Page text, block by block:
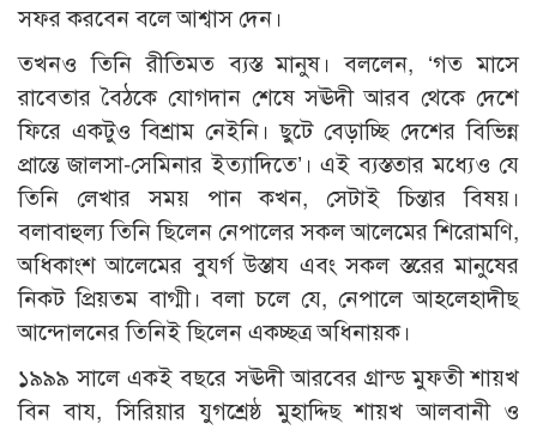
সফর করবেন বলে আশ্বাস দেন।
তখনও তিনি রীতিমত ব্যস্ত মানুষ। বললেন, ‘গত মাসে
রাবেতার বৈঠকে যোগদান শেষে সঊদী আরব থেকে দেশে
ফিরে একটুও বিশ্রাম নেইনি। ছুটে বেড়াচ্ছি দেশের বিভিন্ন
প্রান্তে জালসা-সেমিনার ইত্যাদিতে’। এই ব্যস্ততার মধ্যেও যে
তিনি লেখার সময় পান কখন, সেটাই চিন্তার বিষয়।
বলাবাহুল্য তিনি ছিলেন নেপালের সকল আলেমের শিরোমণি,
অধিকাংশ আলেমের বুযর্গ উস্তায এবং সকল স্তরের মানুষের
নিকট প্রিয়তম বাগ্মী। বলা চলে যে, নেপালে আহলেহাদীছ
আন্দোলনের তিনিই ছিলেন একচ্ছত্র অধিনায়ক।
১৯৯৯ সালে একই বছরে সঊদী আরবের গ্রান্ড মুফতী শায়খ
বিন বায, সিরিয়ার যুগশ্রেষ্ঠ মুহাদ্দিছ শায়খ আলবানী ও